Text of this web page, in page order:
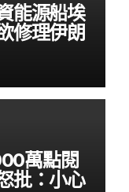
能源船埃
修理伊朗
萬點閱
批：小心